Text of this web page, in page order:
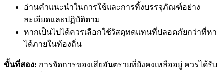
อ่านคำแนะนำในการใช้และการทิ้งบรรจุภัณฑ์อย่าง
ละเอียดและปฏิบัติตาม
หากเป็นไปได้ควรเลือกใช้วัสดุทดแทนที่ปลอดภัยกว่าที่หา
ได้ภายในท้องถิ่น
ขั้นที่สอง: การจัดการของเสียอันตรายที่ยังคงเหลืออยู่ ควรได้รับ